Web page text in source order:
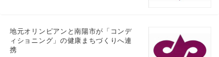
地元オリンピアンと南陽市が「コンデ
ィショニング」の健康まちづくりへ連
携